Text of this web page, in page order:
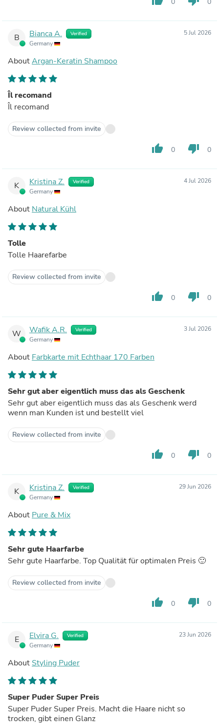
B Bianca A. Verified
Germany
5 Jul 2026
AboutArgan-Keratin Shampoo
Îl recomand
Îl recomand
Review collected from invite
thumb_up 0 thumb_down 0
K Kristina Z. Verified
Germany
4 Jul 2026
About Natural Kühl
Tolle
Tolle Haarefarbe
Review collected from invite
thumb_up 0 thumb_down 0
W Wafik A.R. Verified
Germany
3 Jul 2026
About Farbkarte mit Echthaar 170 Farben
Sehr gut aber eigentlich muss das als Geschenk
Sehr gut aber eigentlich muss das als Geschenk werd
wenn man Kunden ist und bestellt viel
Review collected from invite
thumb_up 0 thumb_down 0
K Kristina Z. Verified
Germany
29 Jun 2026
About Pure & Mix
Sehr gute Haarfarbe
Sehr gute Haarfarbe. Top Qualität für optimalen Preis 🙂
Review collected from invite
thumb_up 0 thumb_down 0
E Elvira G. Verified
Germany
23 Jun 2026
About Styling Puder
Super Puder Super Preis
Super Puder Super Preis. Macht die Haare nicht so
trocken, gibt einen Glanz